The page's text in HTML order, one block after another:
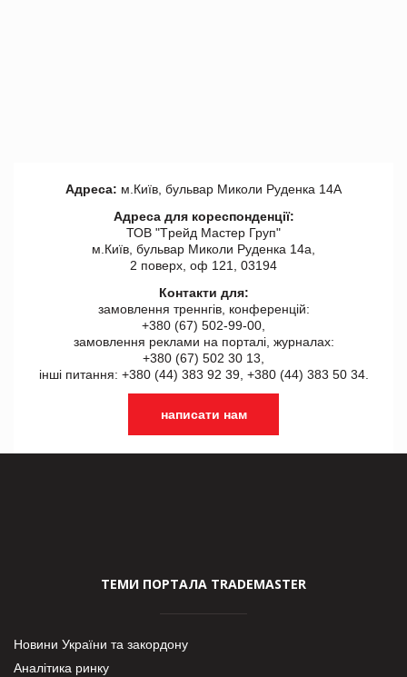
Адреса: м.Київ, бульвар Миколи Руденка 14А
Адреса для кореспонденції:
ТОВ "Tрейд Мастер Груп"
м.Київ, бульвар Миколи Руденка 14а,
2 поверх, оф 121, 03194
Контакти для:
замовлення треннгів, конференцій:
+380 (67) 502-99-00,
замовлення реклами на порталі, журналах:
+380 (67) 502 30 13,
інші питання: +380 (44) 383 92 39, +380 (44) 383 50 34.
написати нам
ТЕМИ ПОРТАЛА TRADEMASTER
Новини України та закордону
Аналітика ринку